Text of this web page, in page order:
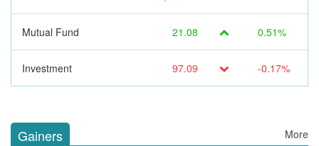
Mutual Fund 21.08 0.51%
Investment 97.09 -0.17%
Gainers More